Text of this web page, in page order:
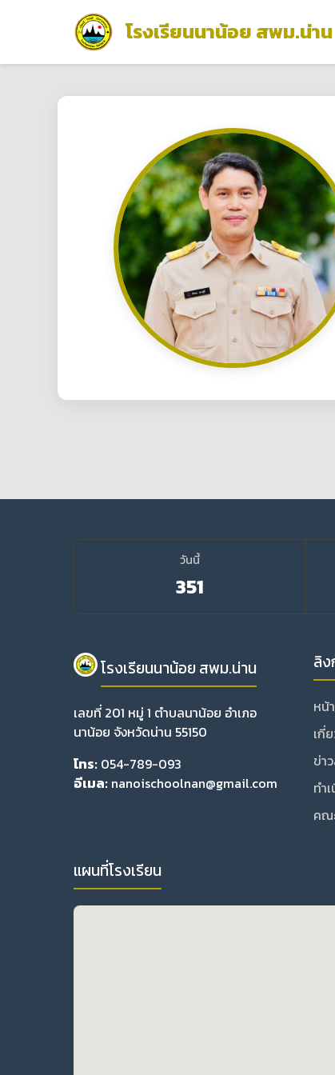
โรงเรียนนาน้อย สพม.น่าน
วันนี้
351
โรงเรียนนาน้อย สพม.น่าน
เลขที่ 201 หมู่ 1 ตำบลนาน้อย อำเภอ
นาน้อย จังหวัดน่าน 55150
โทร: 054-789-093
อีเมล: nanoischoolnan@gmail.com
ลิ
หน้
เกี่
ข่า
ทำ
คณ
แผนที่โรงเรียน